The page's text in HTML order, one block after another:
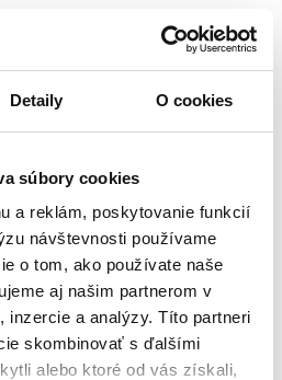
Detaily O cookies
súbory cookies
a reklám, poskytovanie funkcií
návštevnosti používame
o tom, ako používate naše
aj našim partnerom v
inzercie a analýzy. Títo partneri
skombinovať s ďalšími
alebo ktoré od vás získali,